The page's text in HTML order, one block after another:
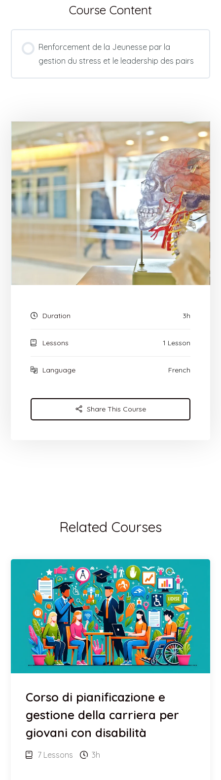
Course Content
Renforcement de la Jeunesse par la
gestion du stress et le leadership des pairs
Duration 3h
Lessons 1 Lesson
Language French
Share This Course
Related Courses
Corso di pianificazione e
gestione della carriera per
giovani con disabilità
7 Lessons 3h